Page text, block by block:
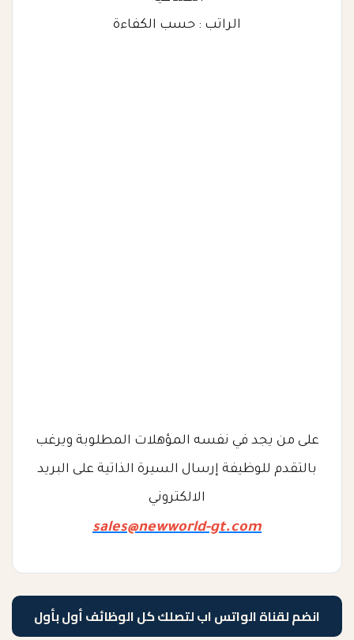
الراتب : حسب الكفاءة
على من يجد في نفسه المؤهلات المطلوبة ويرغب
بالتقدم للوظيفة إرسال السيرة الذاتية على البريد
الالكتروني
sales@newworld-gt.com
انضم لقناة الواتس اب لتصلك كل الوظائف أول بأول